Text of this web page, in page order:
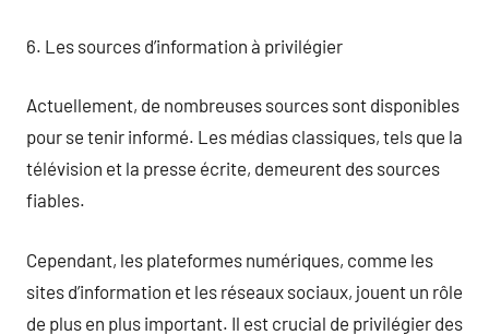
6. Les sources d’information à privilégier
Actuellement, de nombreuses sources sont disponibles
pour se tenir informé. Les médias classiques, tels que la
télévision et la presse écrite, demeurent des sources
fiables.
Cependant, les plateformes numériques, comme les
sites d’information et les réseaux sociaux, jouent un rôle
de plus en plus important. Il est crucial de privilégier des